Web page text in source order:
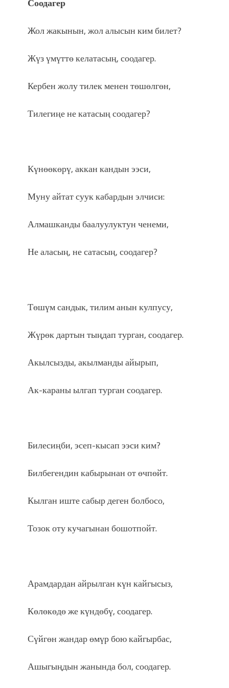
Соодагер
Жол жакынын, жол алысын ким билет?
Жүз үмүттө келатасың, соодагер.
Кербен жолу тилек менен төшөлгөн,
Тилегиңе не катасың соодагер?
Күнөөкөрү, аккан кандын ээси,
Муну айтат суук кабардын элчиси:
Алмашканды баалуулуктун ченеми,
Не аласың, не сатасың, соодагер?
Төшүм сандык, тилим анын кулпусу,
Жүрөк дартын тыңдап турган, соодагер.
Акылсызды, акылманды айырып,
Ак-караны ылгап турган соодагер.
Билесиңби, эсеп-кысап ээси ким?
Билбегендин кабырынан от өчпөйт.
Кылган иште сабыр деген болбосо,
Тозок оту кучагынан бошотпойт.
Арамдардан айрылган күн кайгысыз,
Көлөкөдө же күндөбү, соодагер.
Сүйгөн жандар өмүр бою кайгырбас,
Ашыгыңдын жанында бол, соодагер.